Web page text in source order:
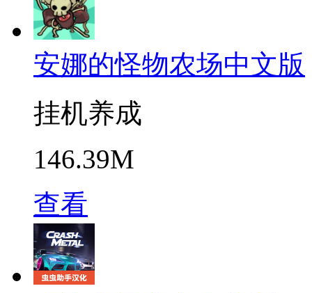
安娜的怪物农场中文版
挂机养成
146.39M
查看